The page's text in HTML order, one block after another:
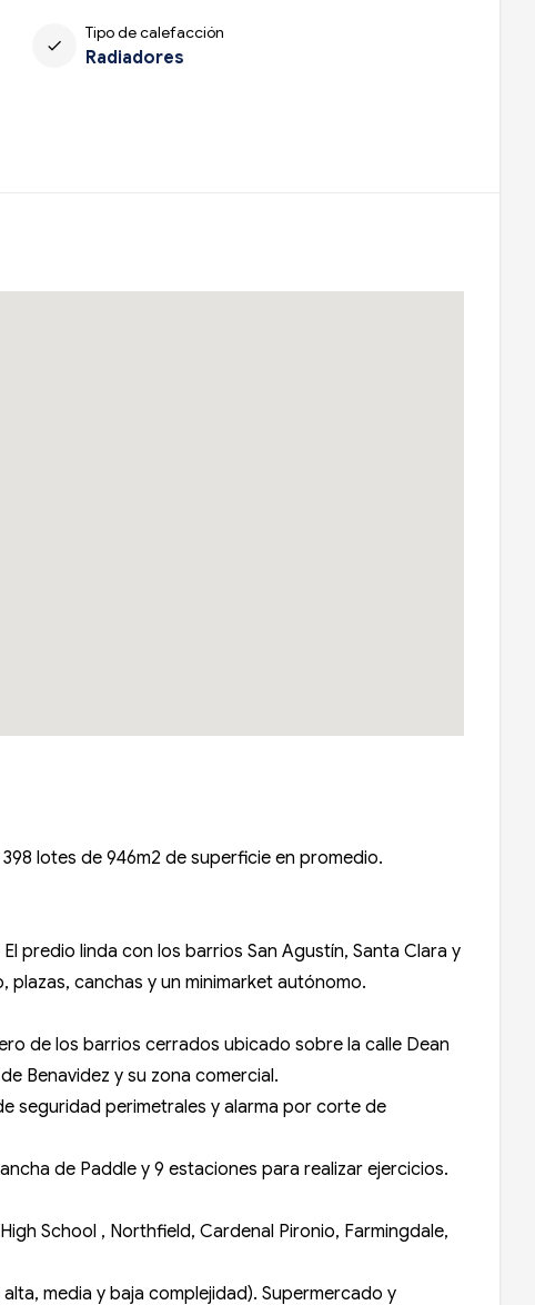
check
Tipo de calefacción
Radiadores
lotes de 946m2 de superficie en promedio.
predio linda con los barrios San Agustín, Santa Clara y
plazas, canchas y un minimarket autónomo.
de los barrios cerrados ubicado sobre la calle Dean
Benavidez y su zona comercial.
seguridad perimetrales y alarma por corte de
de Paddle y 9 estaciones para realizar ejercicios.
School , Northfield, Cardenal Pironio, Farmingdale,
media y baja complejidad). Supermercado y